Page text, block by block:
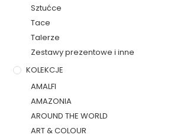
Sztućce
Tace
Talerze
Zestawy prezentowe i inne
KOLEKCJE
AMALFI
AMAZONIA
AROUND THE WORLD
ART & COLOUR